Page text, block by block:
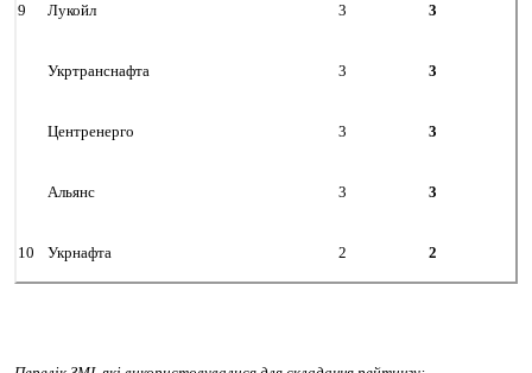
9 Лукойл 3 3
Укртранснафта 3 3
Центренерго 3 3
Альянс 3 3
10 Укрнафта 2 2